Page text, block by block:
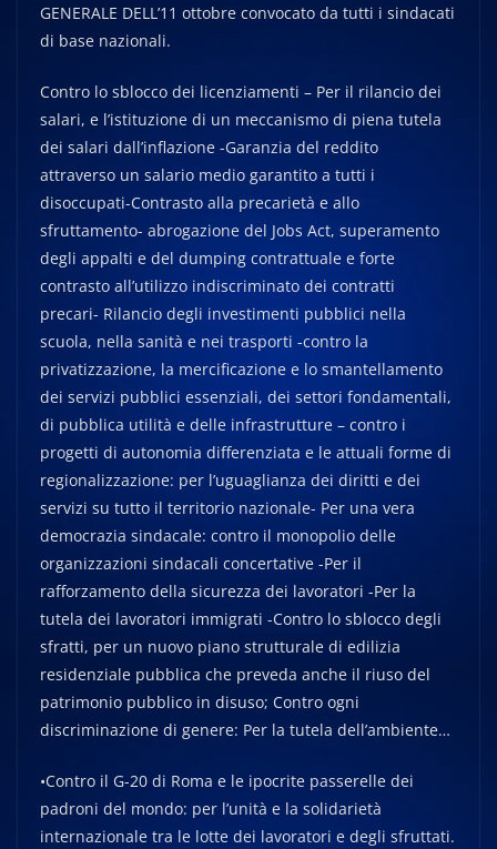
GENERALE DELL’11 ottobre convocato da tutti i sindacati
di base nazionali.
Contro lo sblocco dei licenziamenti – Per il rilancio dei
salari, e l’istituzione di un meccanismo di piena tutela
dei salari dall’inflazione -Garanzia del reddito
attraverso un salario medio garantito a tutti i
disoccupati-Contrasto alla precarietà e allo
sfruttamento- abrogazione del Jobs Act, superamento
degli appalti e del dumping contrattuale e forte
contrasto all’utilizzo indiscriminato dei contratti
precari- Rilancio degli investimenti pubblici nella
scuola, nella sanità e nei trasporti -contro la
privatizzazione, la mercificazione e lo smantellamento
dei servizi pubblici essenziali, dei settori fondamentali,
di pubblica utilità e delle infrastrutture – contro i
progetti di autonomia differenziata e le attuali forme di
regionalizzazione: per l’uguaglianza dei diritti e dei
servizi su tutto il territorio nazionale- Per una vera
democrazia sindacale: contro il monopolio delle
organizzazioni sindacali concertative -Per il
rafforzamento della sicurezza dei lavoratori -Per la
tutela dei lavoratori immigrati -Contro lo sblocco degli
sfratti, per un nuovo piano strutturale di edilizia
residenziale pubblica che preveda anche il riuso del
patrimonio pubblico in disuso; Contro ogni
discriminazione di genere: Per la tutela dell’ambiente…
•Contro il G-20 di Roma e le ipocrite passerelle dei
padroni del mondo: per l’unità e la solidarietà
internazionale tra le lotte dei lavoratori e degli sfruttati.